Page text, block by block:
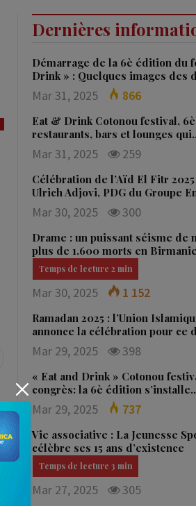
Dernières
Démarrage de la 6è édition du
Drink » : Quelques images des
Mar 31, 2025 866
Eat & Drink Cotonou festival,
restaurants, bars et lounges
Mar 31, 2025 259
Célébration de l’Aïd El Fitr
Ulrich Adjovi, PDG du Groupe
Mar 30, 2025 300
Drame : un puissant séisme de
plus de 1.600 morts en Birmanie
Mar 30, 2025 1 152
Ramadan 2025 : l’Union
annonce la célébration pour ce
Mar 29, 2025 398
« Eat and Drink » Cotonou
congrès: la 6è édition
Mar 29, 2025 737
Vie associative : La Jeunesse
célèbre ses 15 ans d’existence
Mar 27, 2025 305